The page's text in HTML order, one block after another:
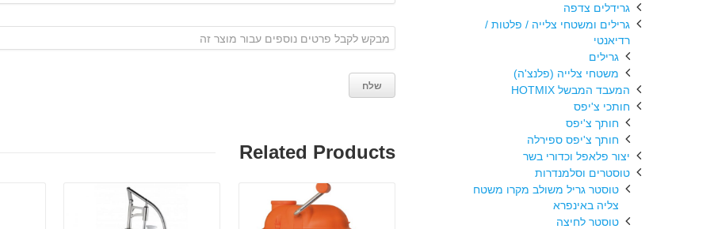
Related Products
פרטים:
גרידלים צדפה
גרילים ומשטחי צלייה / פלטות /
רדיאנטי
גרילים
משטחי צלייה (פלנצ'ה)
המעבד המבשל HOTMIX
חותכי צ'יפס
חותך צ'יפס
חותך צ'יפס ספירלה
יצור פלאפל וכדורי בשר
טוסטרים וסלמנדרות
טוסטר גריל משולב מקרו משטח
צליה באינפרא
טוסטר לחיצה